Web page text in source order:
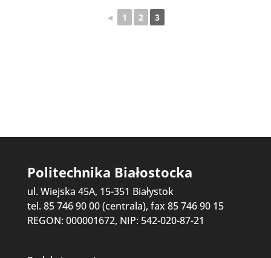
◄ 1 2 3
Politechnika Białostocka
ul. Wiejska 45A, 15-351 Białystok
tel. 85 746 90 00 (centrala), fax 85 746 90 15
REGON: 000001672, NIP: 542-020-87-21